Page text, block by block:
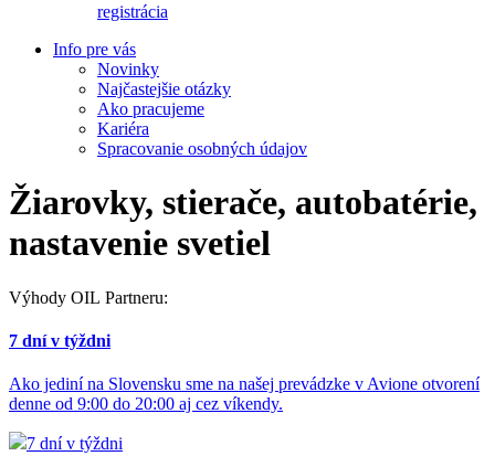
registrácia
Info pre vás
Novinky
Najčastejšie otázky
Ako pracujeme
Kariéra
Spracovanie osobných údajov
Žiarovky, stierače, autobatérie,
nastavenie svetiel
Výhody OIL Partneru:
7 dní v týždni
Ako jediní na Slovensku sme na našej prevádzke v Avione otvorení
denne od 9:00 do 20:00 aj cez víkendy.
7 dní v týždni